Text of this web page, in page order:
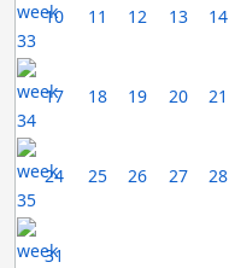
10 11 12 13 14
17 18 19 20 21
24 25 26 27 28
31